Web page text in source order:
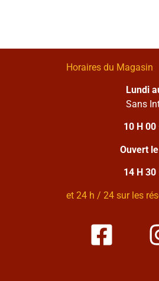
Horaires du Magasin
Lundi
Sans
10 H 00
Ouvert
14 H 30
et 24 h / 24 sur les